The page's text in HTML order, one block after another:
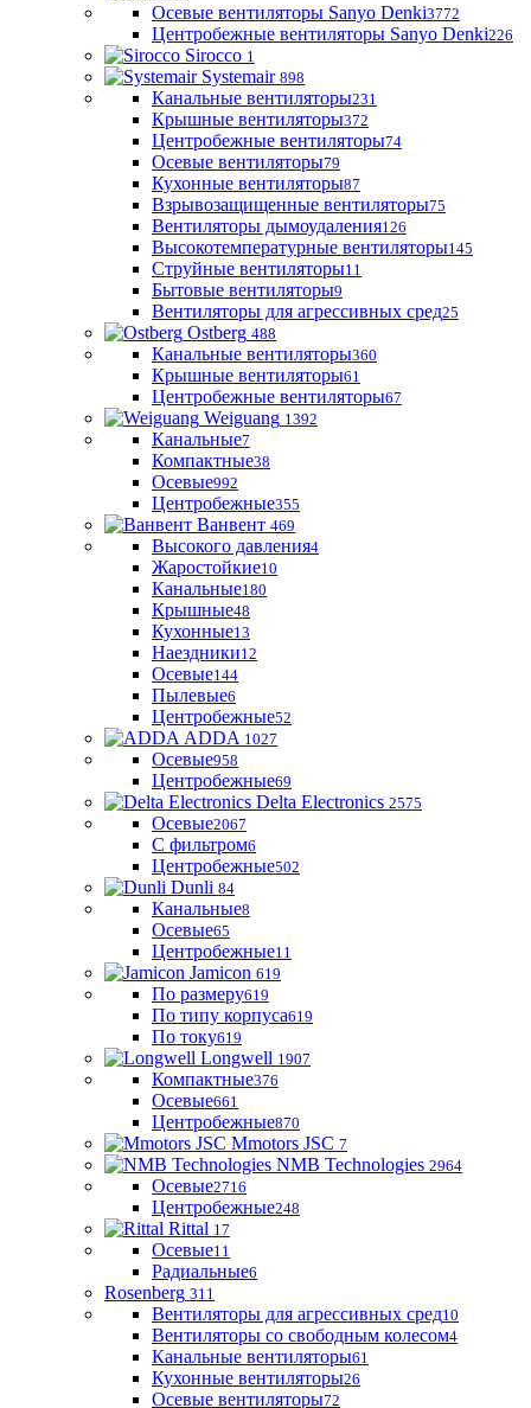
Осевые вентиляторы Sanyo Denki3772
Центробежные вентиляторы Sanyo Denki226
Sirocco 1
Systemair 898
Канальные вентиляторы231
Крышные вентиляторы372
Центробежные вентиляторы74
Осевые вентиляторы79
Кухонные вентиляторы87
Взрывозащищенные вентиляторы75
Вентиляторы дымоудаления126
Высокотемпературные вентиляторы145
Струйные вентиляторы11
Бытовые вентиляторы9
Вентиляторы для агрессивных сред25
Ostberg 488
Канальные вентиляторы360
Крышные вентиляторы61
Центробежные вентиляторы67
Weiguang 1392
Канальные7
Компактные38
Осевые992
Центробежные355
Ванвент 469
Высокого давления4
Жаростойкие10
Канальные180
Крышные48
Кухонные13
Наездники12
Осевые144
Пылевые6
Центробежные52
ADDA 1027
Осевые958
Центробежные69
Delta Electronics 2575
Осевые2067
С фильтром6
Центробежные502
Dunli 84
Канальные8
Осевые65
Центробежные11
Jamicon 619
По размеру619
По типу корпуса619
По току619
Longwell 1907
Компактные376
Осевые661
Центробежные870
Mmotors JSC 7
NMB Technologies 2964
Осевые2716
Центробежные248
Rittal 17
Осевые11
Радиальные6
Rosenberg 311
Вентиляторы для агрессивных сред10
Вентиляторы со свободным колесом4
Канальные вентиляторы61
Кухонные вентиляторы26
Осевые вентиляторы72